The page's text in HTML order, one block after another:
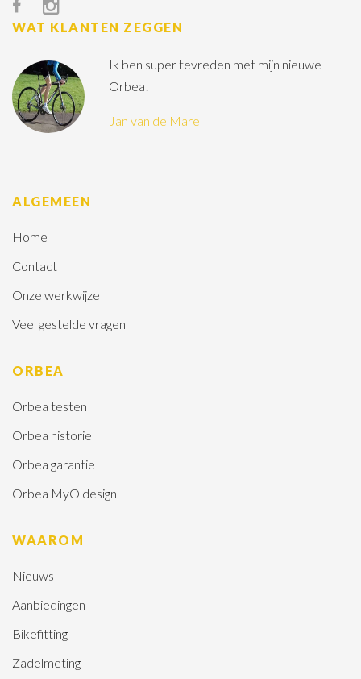
WAT KLANTEN ZEGGEN
Ik ben super tevreden met mijn nieuwe
Orbea!
Jan van de Marel
ALGEMEEN
Home
Contact
Onze werkwijze
Veel gestelde vragen
ORBEA
Orbea testen
Orbea historie
Orbea garantie
Orbea MyO design
WAAROM
Nieuws
Aanbiedingen
Bikefitting
Zadelmeting